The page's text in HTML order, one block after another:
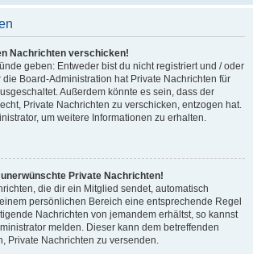
Nachrichten verschicken!
geben: Entweder bist du nicht registriert und / oder
Board-Administration hat Private Nachrichten für
Außerdem könnte es sein, dass der
Private Nachrichten zu verschicken, entzogen hat.
um weitere Informationen zu erhalten.
Private Nachrichten!
die dir ein Mitglied sendet, automatisch
persönlichen Bereich eine entsprechende Regel
Nachrichten von jemandem erhältst, so kannst
melden. Dieser kann dem betreffenden
Private Nachrichten zu versenden.